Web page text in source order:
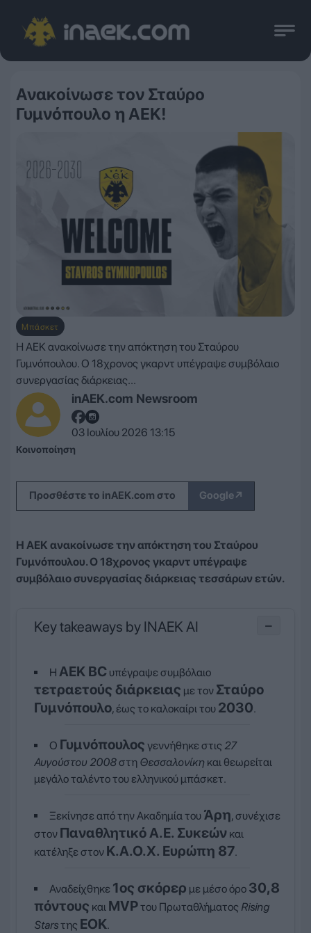
Ανακοίνωσε τον Σταύρο
Γυμνόπουλο η ΑΕΚ!
Μπάσκετ
inAEK.com Newsroom
03 Ιουλίου 2026 13:15
Η ΑΕΚ ανακοίνωσε την απόκτηση του Σταύρου
Γυμνόπουλου. Ο 18χρονος γκαρντ υπέγραψε συμβόλαιο
συνεργασίας διάρκειας...
Κοινοποίηση
Προσθέστε το inAEK.com στο Google↗
Η ΑΕΚ ανακοίνωσε την απόκτηση του Σταύρου
Γυμνόπουλου. Ο 18χρονος γκαρντ υπέγραψε
συμβόλαιο συνεργασίας διάρκειας τεσσάρων ετών.
Key takeaways by INAEK AI −
Η ΑΕΚ BC υπέγραψε συμβόλαιο
τετραετούς διάρκειας με τον Σταύρο
Γυμνόπουλο, έως το καλοκαίρι του 2030.
Ο Γυμνόπουλος γεννήθηκε στις 27
Αυγούστου 2008στη Θεσσαλονίκη και θεωρείται
μεγάλο ταλέντο του ελληνικού μπάσκετ.
Ξεκίνησε από την Ακαδημία του Άρη, συνέχισε
στον Παναθλητικό Α.Ε. Συκεών και
κατέληξε στον Κ.Α.Ο.Χ. Ευρώπη 87.
Αναδείχθηκε 1ος σκόρερ με μέσο όρο 30,8
πόντους και MVPτου Πρωταθλήματος Rising
Starsτης ΕΟΚ.